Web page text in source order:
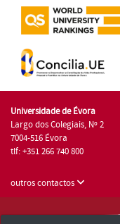
Universidade de Évora
Largo dos Colegiais, Nº 2
7004-516 Évora
tlf: +351 266 740 800
outros contactos